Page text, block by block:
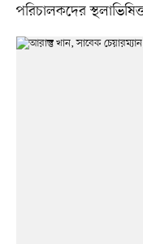
পরিচালকদের